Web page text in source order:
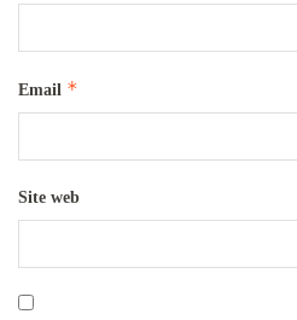
Email *
Site web